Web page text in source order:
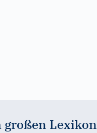
großen Lexikon